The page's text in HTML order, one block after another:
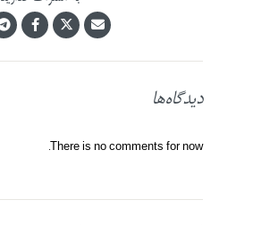
دیدگاه‌ها
There is no comments for now.